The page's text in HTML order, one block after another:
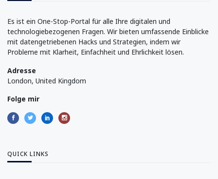
Es ist ein One-Stop-Portal für alle Ihre digitalen und
technologiebezogenen Fragen. Wir bieten umfassende Einblicke
mit datengetriebenen Hacks und Strategien, indem wir
Probleme mit Klarheit, Einfachheit und Ehrlichkeit lösen.
Adresse
London, United Kingdom
Folge mir
QUICK LINKS